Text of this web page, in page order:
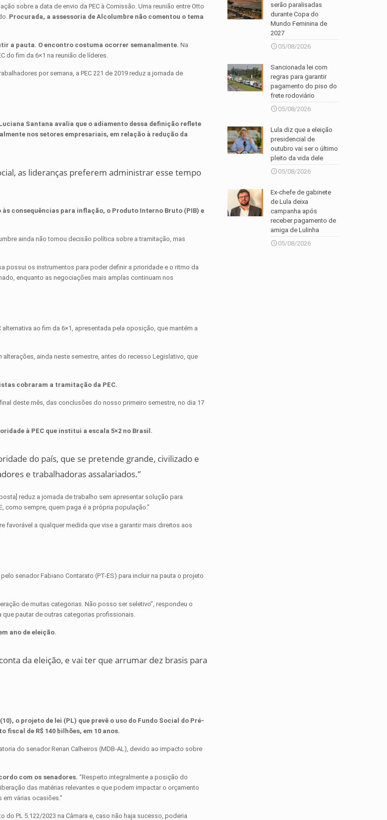
sobre a data de envio da PEC à Comissão. Uma reunião entre Otto
Procurada, a assessoria de Alcolumbre não comentou o tema
a pauta. O encontro costuma ocorrer semanalmente.Na
do fim da 6×1 na reunião de líderes.
por semana, a PEC 221 de 2019 reduz a jornada de
Santana avalia que o adiamento dessa definição reflete
nos setores empresariais, em relação à redução da
as lideranças preferem administrar esse tempo
consequências para inflação, o Produto Interno Bruto (PIB) e
ainda não tomou decisão política sobre a tramitação, mas
possui os instrumentos para poder definir a prioridade e o ritmo da
enquanto as negociações mais amplas continuam nos
ao fim da 6×1, apresentada pela oposição, que mantém a
alterações, ainda neste semestre, antes do recesso Legislativo, que
cobraram a tramitação da PEC.
deste mês, das conclusões do nosso primeiro semestre, no dia 17
à PEC que institui a escala 5×2 no Brasil.
do país, que se pretende grande, civilizado e
e trabalhadoras assalariados.”
reduz a jornada de trabalho sem apresentar solução para
como sempre, quem paga é a própria população.”
favorável a qualquer medida que vise a garantir mais direitos aos
senador Fabiano Contarato (PT-ES) para incluir na pauta o projeto
de muitas categorias. Não posso ser seletivo”, respondeu o
pautar de outras categorias profissionais.
ano de eleição.
da eleição, e vai ter que arrumar dez brasis para
o projeto de lei (PL) que prevê o uso do Fundo Social do Pré-
de R$ 140 bilhões, em 10 anos.
do senador Renan Calheiros (MDB-AL), devido ao impacto sobre
com os senadores.“Respeito integralmente a posição do
das matérias relevantes e que podem impactar o orçamento
várias ocasiões.”
PL 5.122/2023 na Câmara e, caso não haja sucesso, poderia
serão paralisadas
durante Copa do
Mundo Feminina de
2027
05/08/2026
Sancionada lei com
regras para garantir
pagamento do piso do
frete rodoviário
05/08/2026
Lula diz que a eleição
presidencial de
outubro vai ser o último
pleito da vida dele
05/08/2026
Ex-chefe de gabinete
de Lula deixa
campanha após
receber pagamento de
amiga de Lulinha
05/08/2026